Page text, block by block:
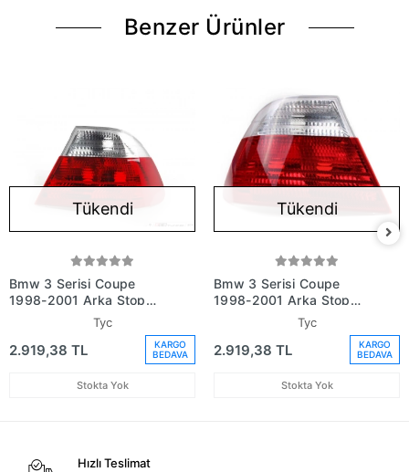
Benzer Ürünler
Tükendi
Bmw 3 Serisi Coupe
1998-2001 Arka Stop
Sağ (Oem No:
63218383826)
Tyc
2.919,38 TL
KARGO
BEDAVA
Stokta Yok
Tükendi
Bmw 3 Serisi Coupe
1998-2001 Arka Stop
63218383825)
Tyc
2.919,38 TL
KARGO
BEDAVA
Stokta Yok
Hızlı Teslimat